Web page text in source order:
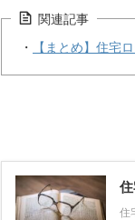
関連記事
・
【まとめ】住宅
住